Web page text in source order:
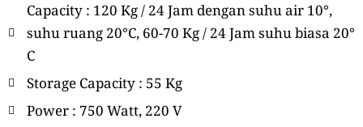
Capacity : 120 Kg / 24 Jam dengan suhu air 10°,
suhu ruang 20°C, 60-70 Kg / 24 Jam suhu biasa 20°
C
Storage Capacity : 55 Kg
Power : 750 Watt, 220 V